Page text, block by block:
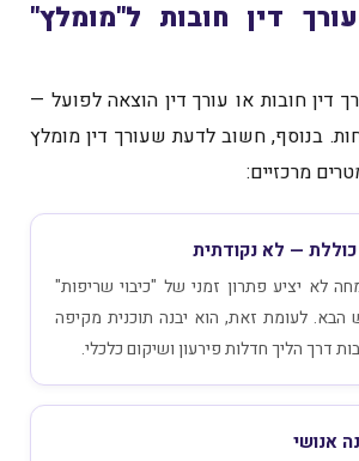
דין חובות ל"מומלץ"
דין חובות או עורך דין הוצאה לפועל —
בנוסף, חשוב לדעת שעורך דין מומלץ
מרכזיים:
— לא נקודתית
לא יציע פתרון זמני של "כיבוי שריפות"
הבא. לעומת זאת, הוא יבנה תוכנית מקיפה
דרך הליך חדלות פירעון ושיקום כלכלי.
אנושי